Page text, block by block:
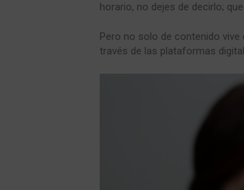
horario, no dejes de decirlo;
Pero no solo de contenido
través de las plataformas